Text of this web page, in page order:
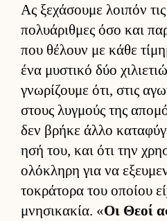
Ας ξεχάσουμε λοι­πόν
πολυάριθ­μες όσο και
που θέλουν με κάθε
ένα μυστικό δύο
γνωρίζουμε ότι, στις
στους λυγ­μούς της
δεν βρήκε άλλο
ησή του, και ότι την
ολόκληρη για να
τοκράτορα του οποίου
μνησικακία. «Οι Θεοί